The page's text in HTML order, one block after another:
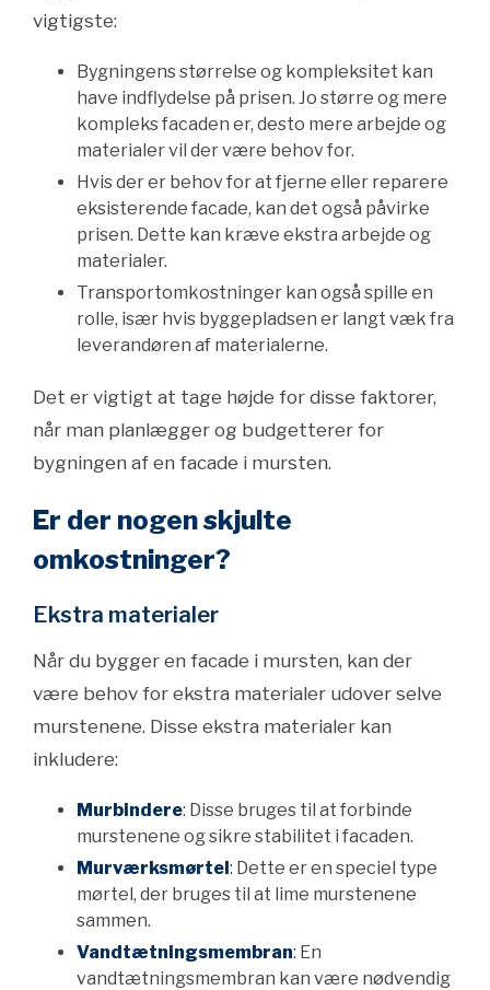
vigtigste:
Bygningens størrelse og kompleksitet kan
have indflydelse på prisen. Jo større og mere
kompleks facaden er, desto mere arbejde og
materialer vil der være behov for.
Hvis der er behov for at fjerne eller reparere
eksisterende facade, kan det også påvirke
prisen. Dette kan kræve ekstra arbejde og
materialer.
Transportomkostninger kan også spille en
rolle, især hvis byggepladsen er langt væk fra
leverandøren af materialerne.
Det er vigtigt at tage højde for disse faktorer,
når man planlægger og budgetterer for
bygningen af en facade i mursten.
Er der nogen skjulte
omkostninger?
Ekstra materialer
Når du bygger en facade i mursten, kan der
være behov for ekstra materialer udover selve
murstenene. Disse ekstra materialer kan
inkludere:
Murbindere: Disse bruges til at forbinde
murstenene og sikre stabilitet i facaden.
Murværksmørtel: Dette er en speciel type
mørtel, der bruges til at lime murstenene
sammen.
Vandtætningsmembran: En
vandtætningsmembran kan være nødvendig